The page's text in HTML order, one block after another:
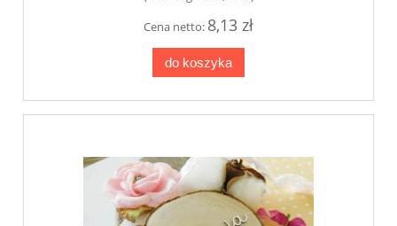
Cena netto: 8,13 zł
do koszyka